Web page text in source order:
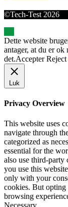
©Tech-Test 2026
Dette website
antager, at du er
det.Accepter Reject
Luk
Privacy Overview
This website uses
navigate through
categorized as
essential for the
also use third-party
you use this
only with your
cookies. But opting
browsing
Necessary